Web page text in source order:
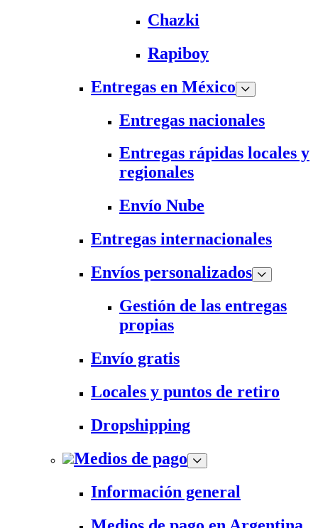
Chazki
Rapiboy
Entregas en México
Entregas nacionales
Entregas rápidas locales y
regionales
Envío Nube
Entregas internacionales
Envíos personalizados
Gestión de las entregas
propias
Envío gratis
Locales y puntos de retiro
Dropshipping
Medios de pago
Información general